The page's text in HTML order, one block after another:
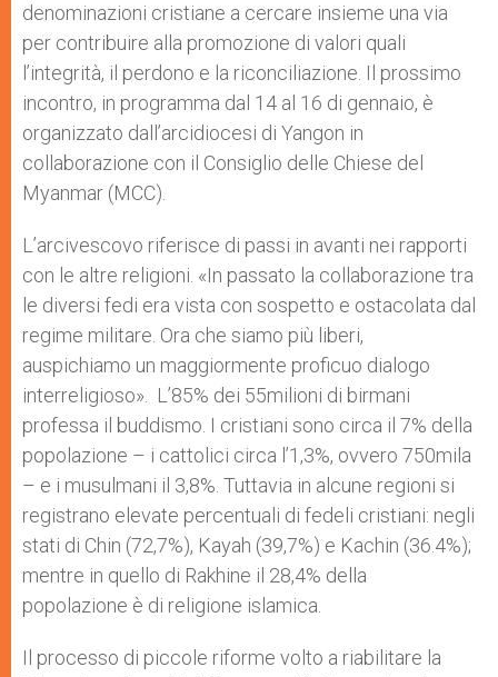
denominazioni cristiane a cercare insieme una via
per contribuire alla promozione di valori quali
l’integrità, il perdono e la riconciliazione. Il prossimo
incontro, in programma dal 14 al 16 di gennaio, è
organizzato dall’arcidiocesi di Yangon in
collaborazione con il Consiglio delle Chiese del
Myanmar (MCC).
L’arcivescovo riferisce di passi in avanti nei rapporti
con le altre religioni. «In passato la collaborazione tra
le diversi fedi era vista con sospetto e ostacolata dal
regime militare. Ora che siamo più liberi,
auspichiamo un maggiormente proficuo dialogo
interreligioso». L’85% dei 55milioni di birmani
professa il buddismo. I cristiani sono circa il 7% della
popolazione – i cattolici circa l’1,3%, ovvero 750mila
– e i musulmani il 3,8%. Tuttavia in alcune regioni si
registrano elevate percentuali di fedeli cristiani: negli
stati di Chin (72,7%), Kayah (39,7%) e Kachin (36.4%);
mentre in quello di Rakhine il 28,4% della
popolazione è di religione islamica.
Il processo di piccole riforme volto a riabilitare la